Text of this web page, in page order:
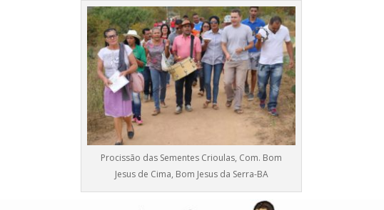
Procissão das Sementes Crioulas, Com. Bom
Jesus de Cima, Bom Jesus da Serra-BA